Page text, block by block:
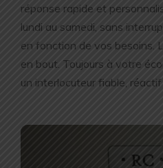
réponse rapide et
lundi au samedi, sans
en fonction de vos besoins.
en bout. Toujours à votre
un interlocuteur fiable,